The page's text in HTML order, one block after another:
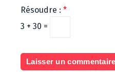
Résoudre : *
3 + 30 =